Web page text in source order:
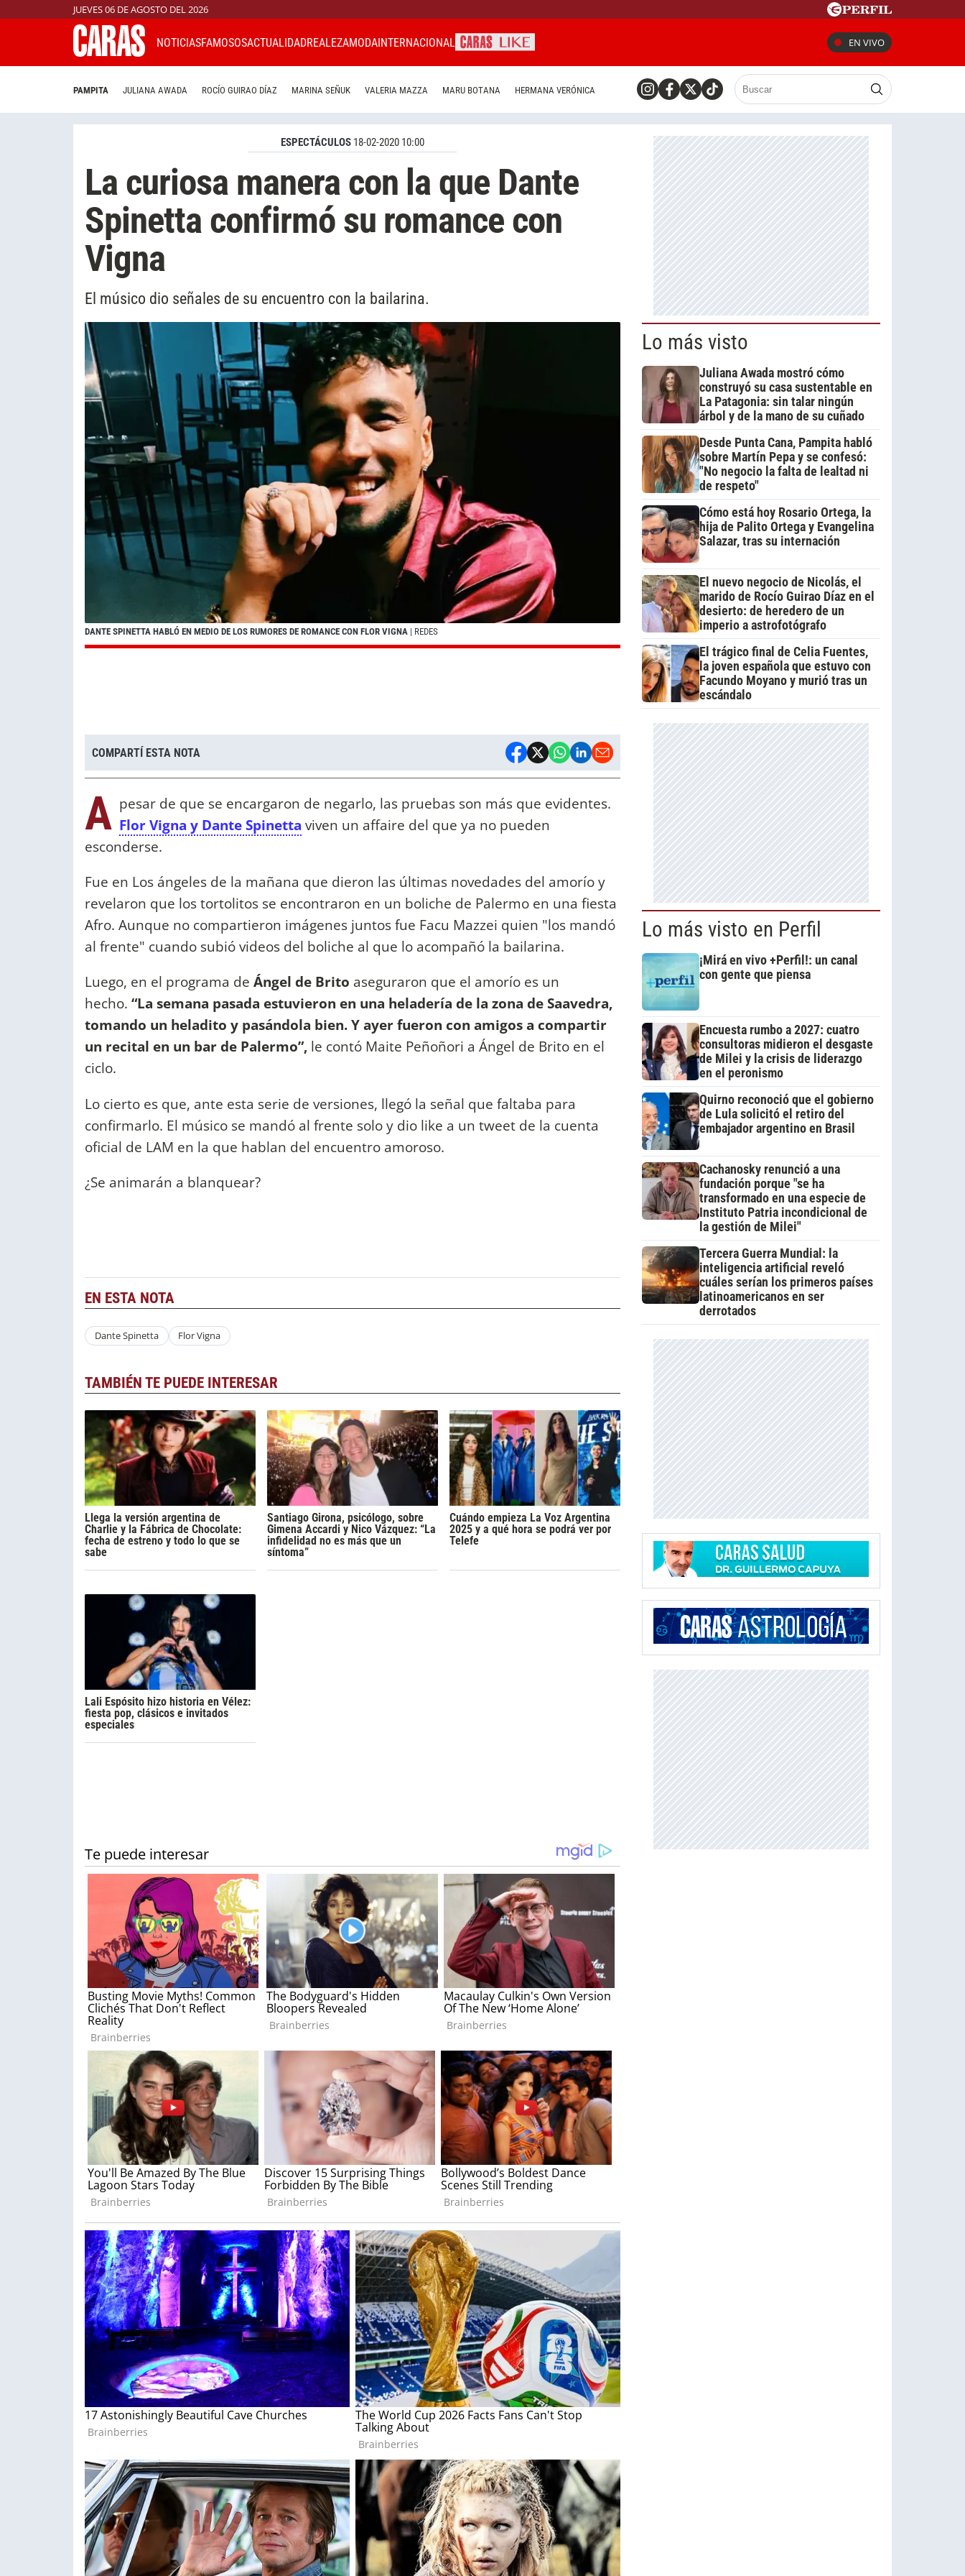
JUEVES 06 DE AGOSTO DEL 2026
NOTICIASFAMOSOSACTUALIDADREALEZAMODAINTERNACIONAL EN VIVO
PAMPITA JULIANA AWADA ROCÍO GUIRAO DÍAZ MARINA SEÑUK VALERIA MAZZA MARU BOTANA HERMANA VERÓNICA
ESPECTÁCULOS 18-02-2020 10:00
La curiosa manera con la que Dante
Spinetta confirmó su romance con
Vigna
El músico dio señales de su encuentro con la bailarina.
DANTE SPINETTA HABLÓ EN MEDIO DE LOS RUMORES DE ROMANCE CON FLOR VIGNA | REDES
COMPARTÍ ESTA NOTA
A pesar de que se encargaron de negarlo, las pruebas son más que evidentes.
Flor Vigna y Dante Spinetta viven un affaire del que ya no pueden
esconderse.
Fue en Los ángeles de la mañana que dieron las últimas novedades del amorío y
revelaron que los tortolitos se encontraron en un boliche de Palermo en una fiesta
Afro. Aunque no compartieron imágenes juntos fue Facu Mazzei quien "los mandó
al frente" cuando subió videos del boliche al que lo acompañó la bailarina.
Luego, en el programa de Ángel de Brito aseguraron que el amorío es un
hecho. “La semana pasada estuvieron en una heladería de la zona de Saavedra,
tomando un heladito y pasándola bien. Y ayer fueron con amigos a compartir
un recital en un bar de Palermo”, le contó Maite Peñoñori a Ángel de Brito en el
ciclo.
Lo cierto es que, ante esta serie de versiones, llegó la señal que faltaba para
confirmarlo. El músico se mandó al frente solo y dio like a un tweet de la cuenta
oficial de LAM en la que hablan del encuentro amoroso.
¿Se animarán a blanquear?
EN ESTA NOTA
Dante Spinetta Flor Vigna
TAMBIÉN TE PUEDE INTERESAR
Llega la versión argentina de
Charlie y la Fábrica de Chocolate:
fecha de estreno y todo lo que se
sabe
Santiago Girona, psicólogo, sobre
Gimena Accardi y Nico Vázquez: “La
infidelidad no es más que un
síntoma”
Cuándo empieza La Voz Argentina
2025 y a qué hora se podrá ver por
Telefe
Lali Espósito hizo historia en Vélez:
fiesta pop, clásicos e invitados
especiales
Lo más visto
Juliana Awada mostró cómo
construyó su casa sustentable en
La Patagonia: sin talar ningún
árbol y de la mano de su cuñado
Desde Punta Cana, Pampita habló
sobre Martín Pepa y se confesó:
"No negocio la falta de lealtad ni
de respeto"
Cómo está hoy Rosario Ortega, la
hija de Palito Ortega y Evangelina
Salazar, tras su internación
El nuevo negocio de Nicolás, el
marido de Rocío Guirao Díaz en el
desierto: de heredero de un
imperio a astrofotógrafo
El trágico final de Celia Fuentes,
la joven española que estuvo con
Facundo Moyano y murió tras un
escándalo
Lo más visto en Perfil
¡Mirá en vivo +Perfil!: un canal
con gente que piensa
Encuesta rumbo a 2027: cuatro
consultoras midieron el desgaste
de Milei y la crisis de liderazgo
en el peronismo
Quirno reconoció que el gobierno
de Lula solicitó el retiro del
embajador argentino en Brasil
Cachanosky renunció a una
fundación porque "se ha
transformado en una especie de
Instituto Patria incondicional de
la gestión de Milei"
Tercera Guerra Mundial: la
inteligencia artificial reveló
cuáles serían los primeros países
latinoamericanos en ser
derrotados